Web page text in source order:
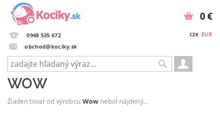
0948 535 672
obchod@kociky.sk
CZK EUR
0 €
WOW
Žiaden tovar od výrobcu Wow nebol nájdený....